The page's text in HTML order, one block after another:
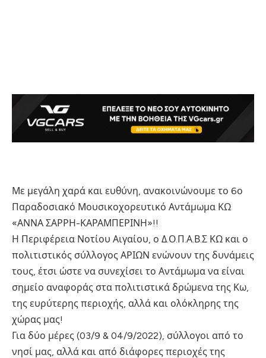
Με μεγάλη χαρά και ευθύνη, ανακοινώνουμε το 6ο
Παραδοσιακό Μουσικοχορευτικό Αντάμωμα ΚΩ
«ΑΝΝΑ ΣΑΡΡΗ-ΚΑΡΑΜΠΕΡΙΝΗ»!!
Η Περιφέρεια Νοτίου Αιγαίου, ο Δ.Ο.Π.Α.Β.Σ ΚΩ και ο
πολιτιστικός σύλλογος ΑΡΙΩΝ ενώνουν της δυνάμεις
τους, έτσι ώστε να συνεχίσει το Αντάμωμα να είναι
σημείο αναφοράς στα πολιτιστικά δρώμενα της Κω,
της ευρύτερης περιοχής, αλλά και ολόκληρης της
χώρας μας!
Για δύο μέρες (03/9 & 04/9/2022), σύλλογοι από το
νησί μας, αλλά και από διάφορες περιοχές της